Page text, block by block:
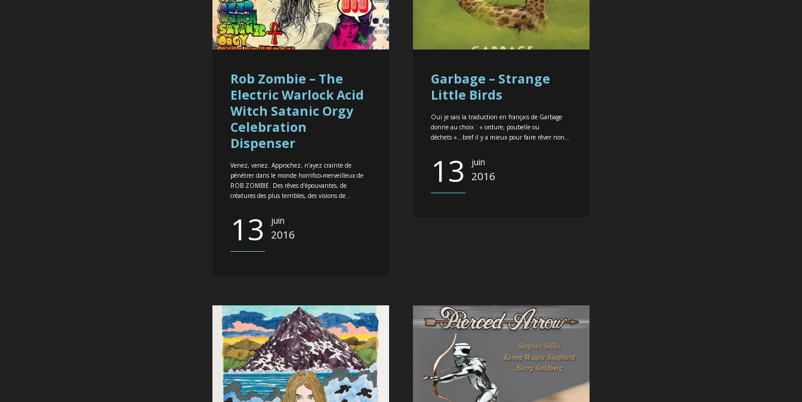
Rob Zombie – The
Electric Warlock Acid
Witch Satanic Orgy
Celebration
Dispenser
Venez, venez. Approchez, n’ayez crainte de
pénétrer dans le monde horrifico-merveilleux de
ROB ZOMBIE. Des rêves d’épouvantes, de
créatures des plus terribles, des visions de...
13 juin
2016
Garbage – Strange
Little Birds
Oui je sais la traduction en français de Garbage
donne au choix : « ordure, poubelle ou
déchets »…bref il y a mieux pour faire rêver non...
13 juin
2016